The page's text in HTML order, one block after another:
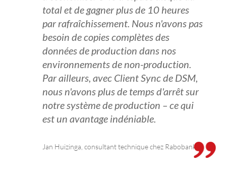
total et de gagner plus de 10 heures
par rafraîchissement. Nous n'avons pas
besoin de copies complètes des
données de production dans nos
environnements de non-production.
Par ailleurs, avec Client Sync de DSM,
nous n'avons plus de temps d'arrêt sur
notre système de production – ce qui
est un avantage indéniable.
Jan Huizinga, consultant technique chez Rabobank